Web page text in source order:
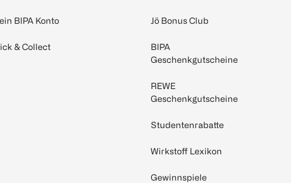
BIPA Konto
& Collect
Jö Bonus Club
BIPA
Geschenkgutscheine
REWE
Geschenkgutscheine
Studentenrabatte
Wirkstoff Lexikon
Gewinnspiele